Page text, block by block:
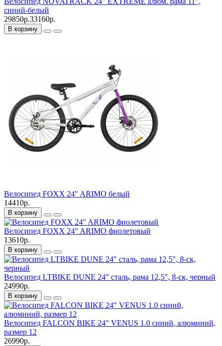
синий-белый
29850р.33160р.
В корзину
Велосипед FOXX 24" ARIMO белый
14410р.
В корзину
Велосипед FOXX 24" ARIMO фиолетовый
13610р.
В корзину
Велосипед LTBIKE DUNE 24" сталь, рама 12,5", 8-ск, черный
24990р.
В корзину
Велосипед FALCON BIKE 24" VENUS 1.0 синий, алюминий,
размер 12
26990р.